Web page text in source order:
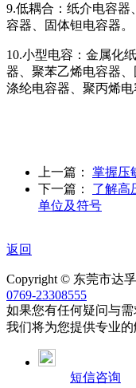
9.低耦合：纸介电容
容器、固体钽电容器。
10.小型电容：金属化
器、聚苯乙烯电容器
涤纶电容器、聚丙烯电
上一篇： 掌握压
下一篇： 了解高
单位及符号
返回
Copyright © 东莞市达
0769-23308555
如果您有任何疑问与需
我们将为您提供专业
短信咨询